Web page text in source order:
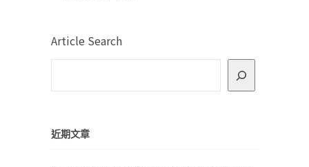
Article Search
近期文章